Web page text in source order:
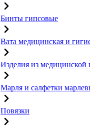
Бинты гипсовые
Вата медицинская и
Изделия из медицинской
Марля и салфетки
Повязки